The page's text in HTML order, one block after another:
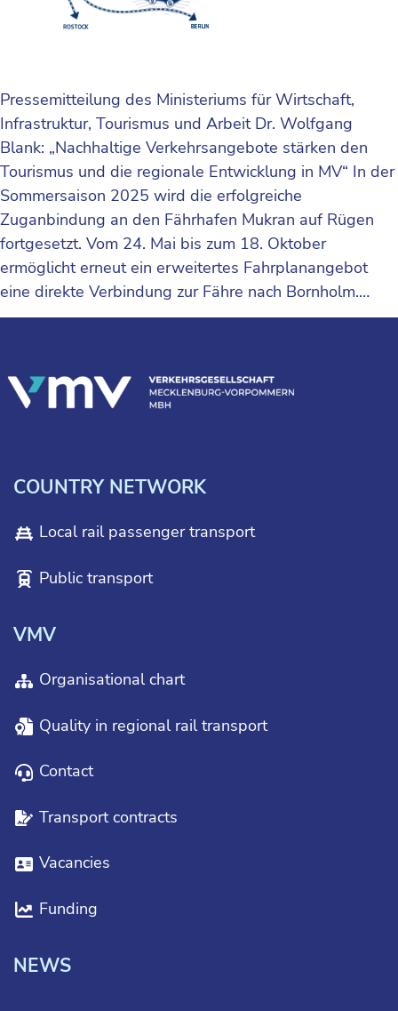
Pressemitteilung des Ministeriums für Wirtschaft,
Infrastruktur, Tourismus und Arbeit Dr. Wolfgang
Blank: „Nachhaltige Verkehrsangebote stärken den
Tourismus und die regionale Entwicklung in MV“ In der
Sommersaison 2025 wird die erfolgreiche
Zuganbindung an den Fährhafen Mukran auf Rügen
fortgesetzt. Vom 24. Mai bis zum 18. Oktober
ermöglicht erneut ein erweitertes Fahrplanangebot
eine direkte Verbindung zur Fähre nach Bornholm.…
COUNTRY NETWORK
Local rail passenger transport
Public transport
VMV
Organisational chart
Quality in regional rail transport
Contact
Transport contracts
Vacancies
Funding
NEWS